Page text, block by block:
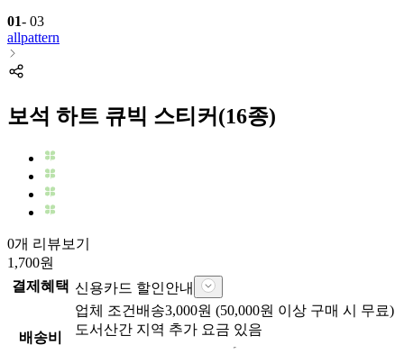
01- 03
allpattern
보석 하트 큐빅 스티커(16종)
0개 리뷰보기
1,700원
결제혜택 신용카드 할인안내
배송비
업체 조건배송3,000원 (50,000원 이상 구매 시 무료)
도서산간 지역 추가 요금 있음